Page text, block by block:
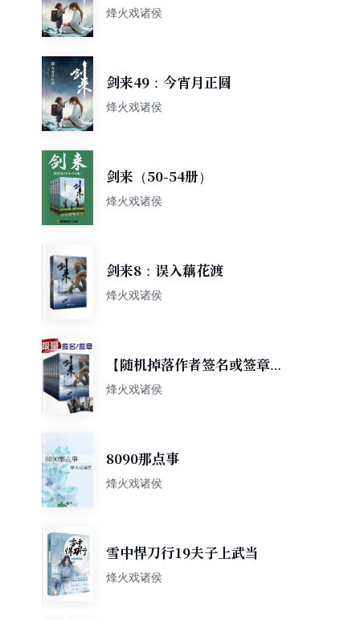
烽火戏诸侯
剑来49：今宵月正圆
烽火戏诸侯
剑来（50-54册）
烽火戏诸侯
剑来8：误入藕花渡
烽火戏诸侯
【随机掉落作者签名或签章】
剑来：第二辑（8-14）烽火戏
烽火戏诸侯
8090那点事
烽火戏诸侯
雪中悍刀行19夫子上武当
烽火戏诸侯